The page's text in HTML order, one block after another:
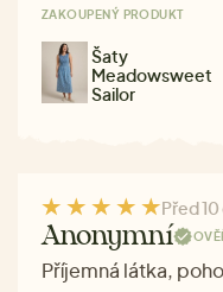
ZAKOUPENÝ PRODUKT
Šaty
Meadowsweet
Sailor
Před
Anonymní
Příjemná látka,